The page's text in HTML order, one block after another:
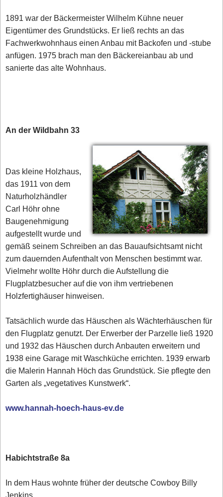
1891 war der Bäckermeister Wilhelm Kühne neuer
Eigentümer des Grundstücks. Er ließ rechts an das
Fachwerkwohnhaus einen Anbau mit Backofen und -stube
anfügen. 1975 brach man den Bäckereianbau ab und
sanierte das alte Wohnhaus.
An der Wildbahn 33
Das kleine Holzhaus,
das 1911 von dem
Naturholzhändler
Carl Höhr ohne
Baugenehmigung
aufgestellt wurde und
gemäß seinem Schreiben an das Bauaufsichtsamt nicht
zum dauernden Aufenthalt von Menschen bestimmt war.
Vielmehr wollte Höhr durch die Aufstellung die
Flugplatzbesucher auf die von ihm vertriebenen
Holzfertighäuser hinweisen.
Tatsächlich wurde das Häuschen als Wächterhäuschen für
den Flugplatz genutzt. Der Erwerber der Parzelle ließ 1920
und 1932 das Häuschen durch Anbauten erweitern und
1938 eine Garage mit Waschküche errichten. 1939 erwarb
die Malerin Hannah Höch das Grundstück. Sie pflegte den
Garten als „vegetatives Kunstwerk“.
www.hannah-hoech-haus-ev.de
Habichtstraße 8a
In dem Haus wohnte früher der deutsche Cowboy Billy